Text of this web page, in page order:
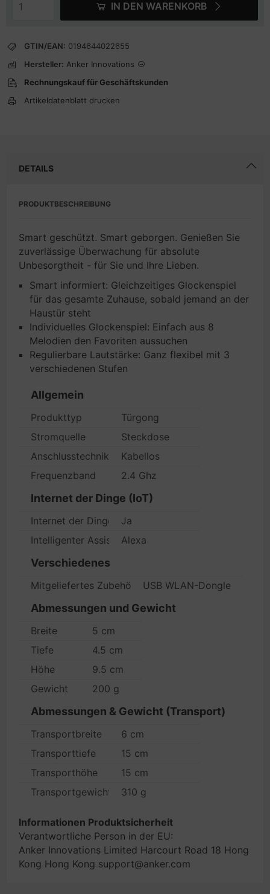
IN DEN WARENKORB
GTIN/EAN: 0194644022655
Hersteller: Anker Innovations
Rechnungskauf für Geschäftskunden
Artikeldatenblatt drucken
DETAILS
PRODUKTBESCHREIBUNG
Smart geschützt. Smart geborgen. Genießen Sie
zuverlässige Überwachung für absolute
Unbesorgtheit - für Sie und Ihre Lieben.
Smart informiert: Gleichzeitiges Glockenspiel
für das gesamte Zuhause, sobald jemand an der
Haustür steht
Individuelles Glockenspiel: Einfach aus 8
Melodien den Favoriten aussuchen
Regulierbare Lautstärke: Ganz flexibel mit 3
verschiedenen Stufen
Allgemein
Produkttyp
Türgong
Stromquelle
Steckdose
Anschlusstechnik
Kabellos
Frequenzband
2.4 Ghz
Internet der Dinge (IoT)
Internet der Dinge (IoT) kompatibel
Ja
Intelligenter AssistentAlexa
Verschiedenes
Mitgeliefertes Zubehör USB WLAN-Dongle
Abmessungen und Gewicht
Breite
5 cm
Tiefe
4.5 cm
Höhe
9.5 cm
Gewicht
200 g
Abmessungen & Gewicht (Transport)
Transportbreite
6 cm
Transporttiefe
15 cm
Transporthöhe
15 cm
Transportgewicht
310 g
Informationen Produktsicherheit
Verantwortliche Person in der EU:
Anker Innovations Limited Harcourt Road 18 Hong
Kong Hong Kong support@anker.com